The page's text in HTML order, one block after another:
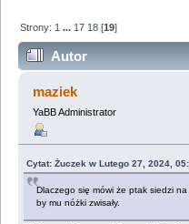
Strony: 1 ... 17 18 [19]
Autor
Lemologiczna [Wizja
razy)
maziek
YaBB Administrator
Cytat: Żuczek w Lutego 27, 2024,
Dlaczego się mówi że ptak siedzi
by mu nóżki zwisały.